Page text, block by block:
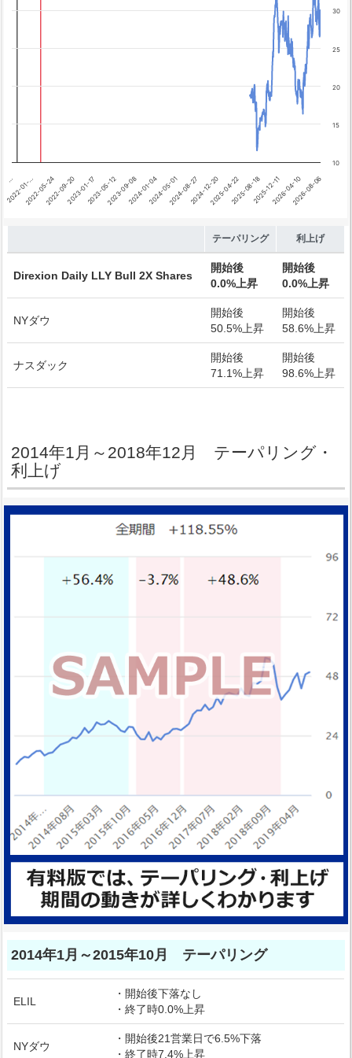
…
2022-01-…2022-05-242022-09-202023-01-172023-05-122023-09-082024-01-042024-05-012024-08-272024-12-202025-04-222025-08-182025-12-112026-04-102026-08-06
10
15
20
25
30
テーパリング 利上げ
Direxion Daily LLY Bull 2X Shares
開始後
0.0%上昇
開始後
0.0%上昇
NYダウ
開始後
50.5%上昇
開始後
58.6%上昇
ナスダック
開始後
71.1%上昇
開始後
98.6%上昇
2014年1月～2018年12月 テーパリング・
利上げ
2014年1月～2015年10月 テーパリング
ELIL
・開始後下落なし
・終了時0.0%上昇
NYダウ
・開始後21営業日で6.5%下落
・終了時7.4%上昇